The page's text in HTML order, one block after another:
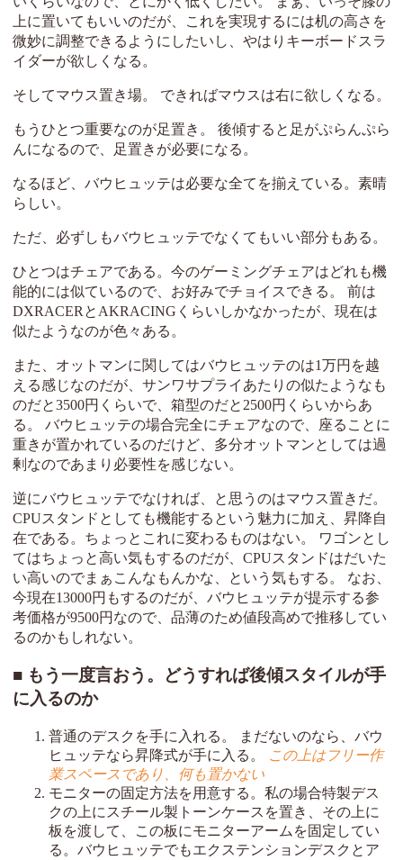
上に置いてもいいのだが、これを実現するには机の高さを
微妙に調整できるようにしたいし、やはりキーボードスラ
イダーが欲しくなる。
そしてマウス置き場。 できればマウスは右に欲しくなる。
もうひとつ重要なのが足置き。 後傾すると足がぷらんぷら
んになるので、足置きが必要になる。
なるほど、バウヒュッテは必要な全てを揃えている。素晴
らしい。
ただ、必ずしもバウヒュッテでなくてもいい部分もある。
ひとつはチェアである。今のゲーミングチェアはどれも機
能的には似ているので、お好みでチョイスできる。 前は
DXRACERとAKRACINGくらいしかなかったが、現在は
似たようなのが色々ある。
また、オットマンに関してはバウヒュッテのは1万円を越
える感じなのだが、サンワサプライあたりの似たようなも
のだと3500円くらいで、箱型のだと2500円くらいからあ
る。 バウヒュッテの場合完全にチェアなので、座ることに
重きが置かれているのだけど、多分オットマンとしては過
剰なのであまり必要性を感じない。
逆にバウヒュッテでなければ、と思うのはマウス置きだ。
CPUスタンドとしても機能するという魅力に加え、昇降自
在である。ちょっとこれに変わるものはない。 ワゴンとし
てはちょっと高い気もするのだが、CPUスタンドはだいた
い高いのでまぁこんなもんかな、という気もする。 なお、
今現在13000円もするのだが、バウヒュッテが提示する参
考価格が9500円なので、品薄のため値段高めで推移してい
るのかもしれない。
もう一度言おう。どうすれば後傾スタイルが手
に入るのか
普通のデスクを手に入れる。 まだないのなら、バウ
ヒュッテなら昇降式が手に入る。
この上はフリー作
業スペースであり、何も置かない
モニターの固定方法を用意する。私の場合特製デス
クの上にスチール製トーンケースを置き、その上に
板を渡して、この板にモニターアームを固定してい
る。バウヒュッテでもエクステンションデスクとア